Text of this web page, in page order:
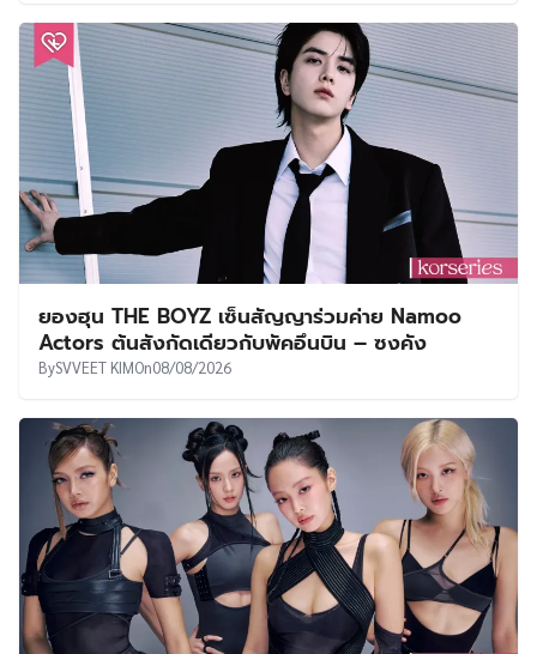
ยองฮุน THE BOYZ เซ็นสัญญาร่วมค่าย Namoo
Actors ต้นสังกัดเดียวกับพัคอึนบิน – ซงคัง
BySVVEET KIMOn08/08/2026